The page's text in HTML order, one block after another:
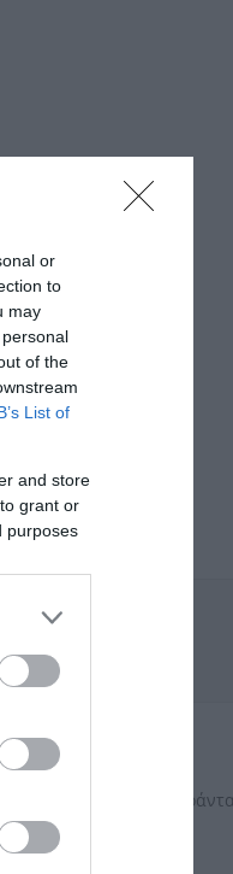
or
to
may
of the
List of
and store
grant or
purposes
τραπεζαρία,
τον χρόνο.